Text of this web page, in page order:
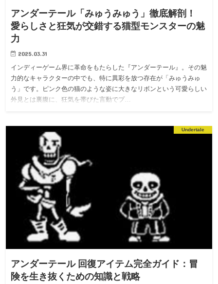
アンダーテール「みゅうみゅう」徹底解剖！
愛らしさと狂気が交錯する猫型モンスターの魅
力
2025.03.31
インディーゲーム界に革命をもたらした『アンダーテール』。その魅
力的なキャラクターの中でも、特に異彩を放つ存在が「みゅうみゅ
う」です。ピンク色の猫のような姿に大きなリボンという可愛らしい
外見とは裏腹に、狂気を帯びた言動でプ…
Undertale
アンダーテール 回復アイテム完全ガイド：冒
険を生き抜くための知識と戦略